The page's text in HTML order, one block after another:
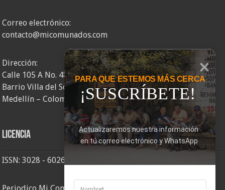
Correo electrónico:
contacto@micomunados.com
Dirección:
Calle 105 A No. 48AA – 58
Barrio Villa del Socorro
Medellín – Colombia
Licencia
ISSN: 3028 - 6026
PARA QUE ESTEMOS MÁS CERCA
¡SUSCRÍBETE!
Actualizaremos nuestra información
en tú correo electrónico y WhatsApp